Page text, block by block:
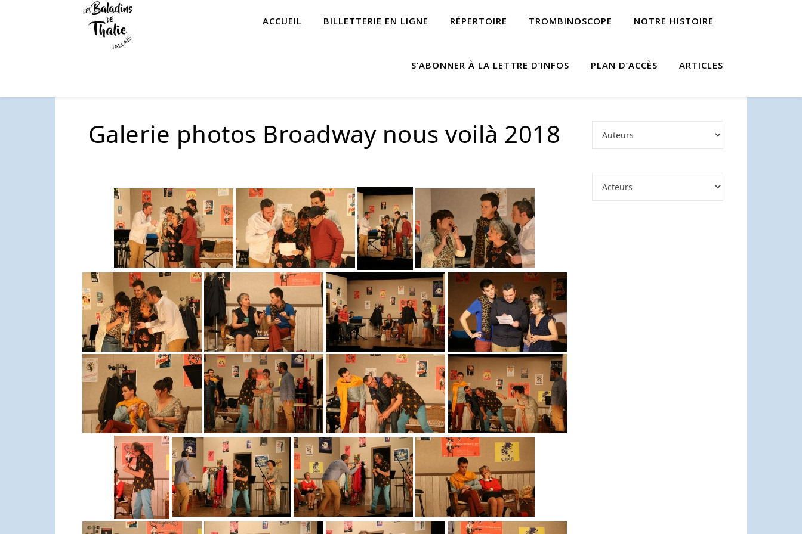
ACCUEIL BILLETTERIE EN LIGNE RÉPERTOIRE TROMBINOSCOPE NOTRE HISTOIRE
S’ABONNER À LA LETTRE D’INFOS PLAN D’ACCÈS ARTICLES
Galerie photos Broadway nous voilà 2018